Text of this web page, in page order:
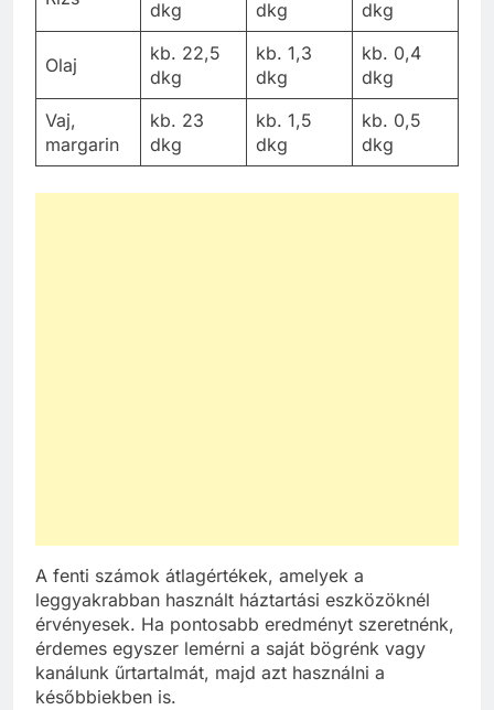
dkg
dkg
dkg
Olaj
kb. 22,5
dkg
kb. 1,3
dkg
kb. 0,4
dkg
Vaj,
margarin
kb. 23
dkg
kb. 1,5
dkg
kb. 0,5
dkg
A fenti számok átlagértékek, amelyek a
leggyakrabban használt háztartási eszközöknél
érvényesek. Ha pontosabb eredményt szeretnénk,
érdemes egyszer lemérni a saját bögrénk vagy
kanálunk űrtartalmát, majd azt használni a
későbbiekben is.